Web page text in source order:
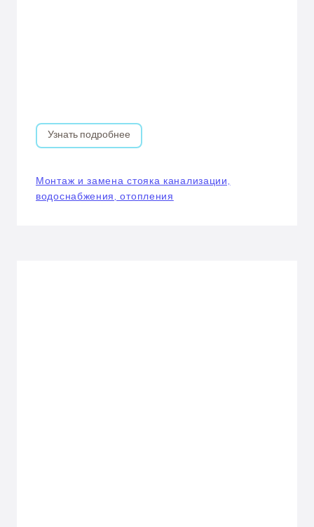
Узнать подробнее
Монтаж и замена стояка канализации,
водоснабжения, отопления